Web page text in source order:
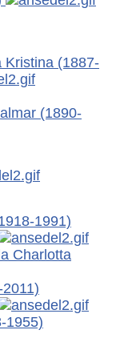
Kristina (1887-
(1890-
1991)
Charlotta
1955)